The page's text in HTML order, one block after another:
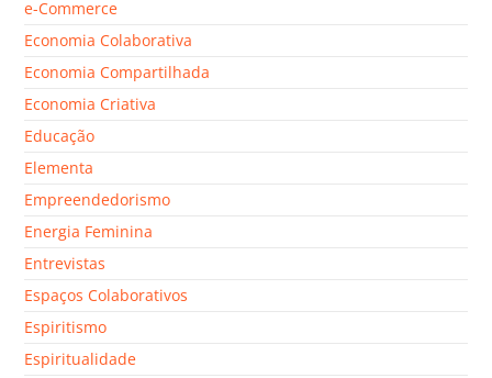
e-Commerce
Economia Colaborativa
Economia Compartilhada
Economia Criativa
Educação
Elementa
Empreendedorismo
Energia Feminina
Entrevistas
Espaços Colaborativos
Espiritismo
Espiritualidade